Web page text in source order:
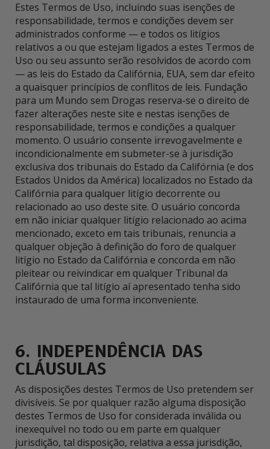
Estes Termos de Uso, incluindo suas isenções de
responsabilidade, termos e condições devem ser
administrados conforme — e todos os litígios
relativos a ou que estejam ligados a estes Termos de
Uso ou seu assunto serão resolvidos de acordo com
— as leis do Estado da Califórnia, EUA, sem dar efeito
a quaisquer princípios de conflitos de leis. Fundação
para um Mundo sem Drogas reserva-se o direito de
fazer alterações neste site e nestas isenções de
responsabilidade, termos e condições a qualquer
momento. O usuário consente irrevogavelmente e
incondicionalmente em submeter-se à jurisdição
exclusiva dos tribunais do Estado da Califórnia (e dos
Estados Unidos da América) localizados no Estado da
Califórnia para qualquer litígio decorrente ou
relacionado ao uso deste site. O usuário concorda
em não iniciar qualquer litígio relacionado ao acima
mencionado, exceto em tais tribunais, renuncia a
qualquer objeção à definição do foro de qualquer
litígio no Estado da Califórnia e concorda em não
pleitear ou reivindicar em qualquer Tribunal da
Califórnia que tal litígio aí apresentado tenha sido
instaurado de uma forma inconveniente.
6. INDEPENDÊNCIA DAS
CLÁUSULAS
As disposições destes Termos de Uso pretendem ser
divisíveis. Se por qualquer razão alguma disposição
destes Termos de Uso for considerada inválida ou
inexequível no todo ou em parte em qualquer
jurisdição, tal disposição, relativa a essa jurisdição,